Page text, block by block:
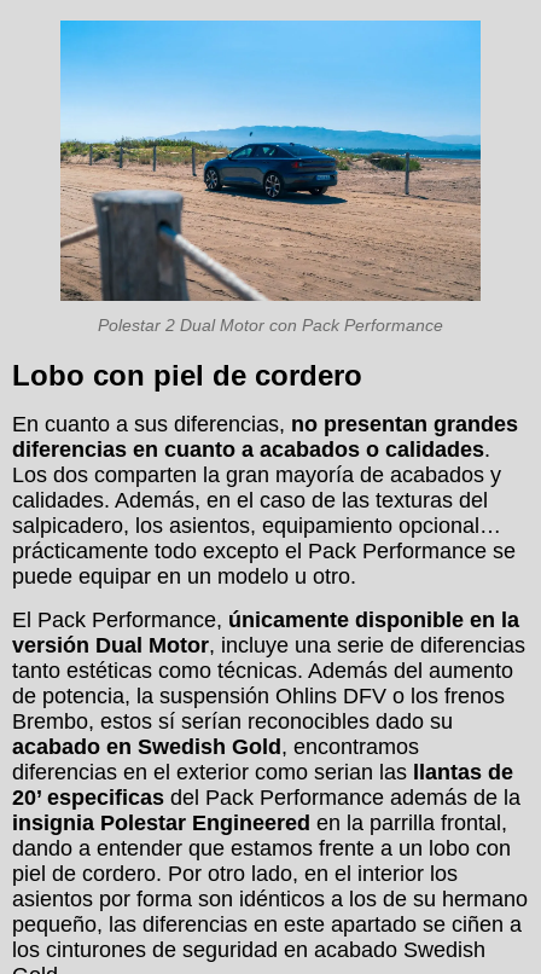
Polestar 2 Dual Motor con Pack Performance
Lobo con piel de cordero
En cuanto a sus diferencias, no presentan grandes
diferencias en cuanto a acabados o calidades.
Los dos comparten la gran mayoría de acabados y
calidades. Además, en el caso de las texturas del
salpicadero, los asientos, equipamiento opcional…
prácticamente todo excepto el Pack Performance se
puede equipar en un modelo u otro.
El Pack Performance, únicamente disponible en la
versión Dual Motor, incluye una serie de diferencias
tanto estéticas como técnicas. Además del aumento
de potencia, la suspensión Ohlins DFV o los frenos
Brembo, estos sí serían reconocibles dado su
acabado en Swedish Gold, encontramos
diferencias en el exterior como serian las llantas de
20’ especificas del Pack Performance además de la
insignia Polestar Engineered en la parrilla frontal,
dando a entender que estamos frente a un lobo con
piel de cordero. Por otro lado, en el interior los
asientos por forma son idénticos a los de su hermano
pequeño, las diferencias en este apartado se ciñen a
los cinturones de seguridad en acabado Swedish